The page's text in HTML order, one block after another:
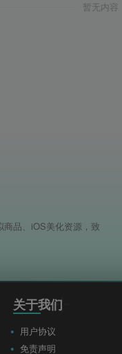
暂无内容
品、iOS美化资源，致
关于我们
用户协议
免责声明